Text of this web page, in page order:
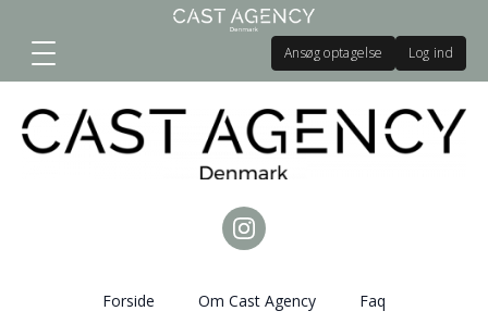
Ansøg optagelse Log ind
Forside Om Cast Agency Faq